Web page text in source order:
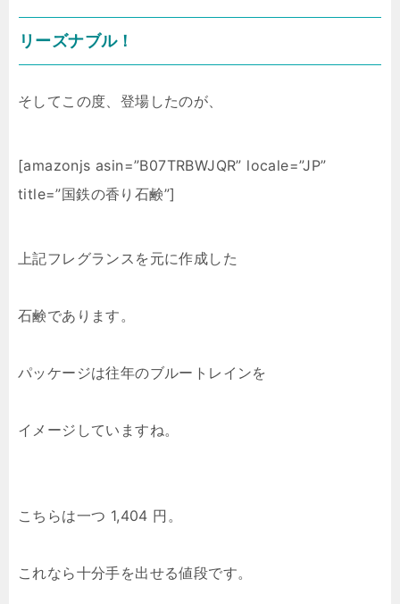
リーズナブル！
そしてこの度、登場したのが、
[amazonjs asin=”B07TRBWJQR” locale=”JP”
title=”国鉄の香り石鹸”]
上記フレグランスを元に作成した
石鹸であります。
パッケージは往年のブルートレインを
イメージしていますね。
こちらは一つ 1,404 円。
これなら十分手を出せる値段です。